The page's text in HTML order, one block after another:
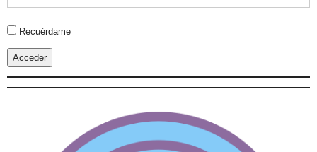
Alternative:
Recuérdame
Acceder